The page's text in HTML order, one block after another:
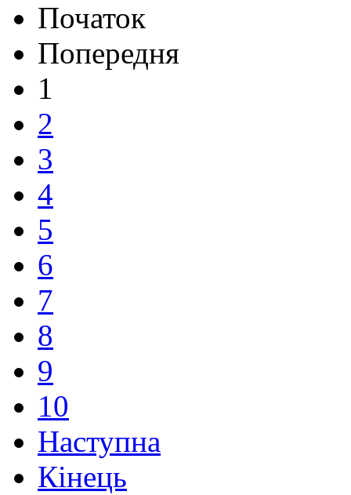
Початок
Попередня
1
2
3
4
5
6
7
8
9
10
Наступна
Кінець